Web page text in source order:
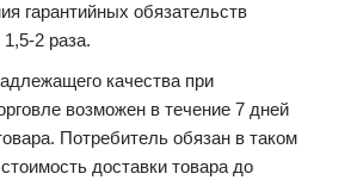
гарантийных обязательств
2 раза.
качества при
возможен в течение 7 дней
Потребитель обязан в таком
доставки товара до